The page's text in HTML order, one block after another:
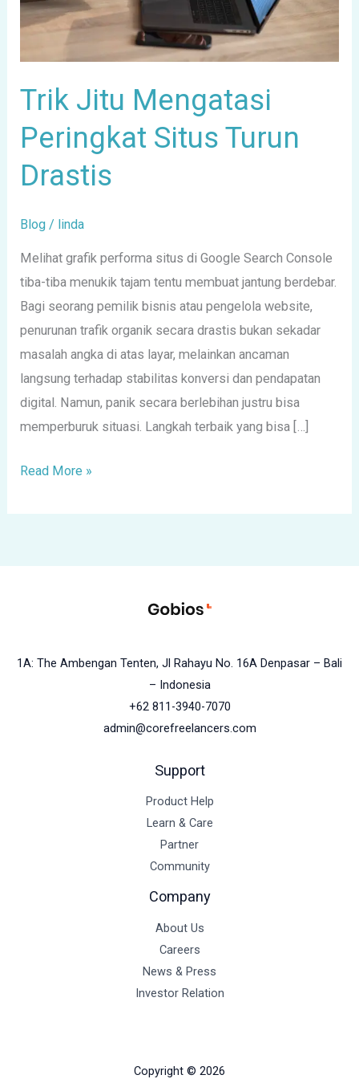
Trik Jitu Mengatasi
Peringkat Situs Turun
Drastis
Blog / linda
Melihat grafik performa situs di Google Search Console
tiba-tiba menukik tajam tentu membuat jantung berdebar.
Bagi seorang pemilik bisnis atau pengelola website,
penurunan trafik organik secara drastis bukan sekadar
masalah angka di atas layar, melainkan ancaman
langsung terhadap stabilitas konversi dan pendapatan
digital. Namun, panik secara berlebihan justru bisa
memperburuk situasi. Langkah terbaik yang bisa […]
Drastis
Read More »
1A: The Ambengan Tenten, Jl Rahayu No. 16A Denpasar – Bali
– Indonesia
+62 811-3940-7070
admin@corefreelancers.com
Support
Product Help
Learn & Care
Partner
Community
Company
About Us
Careers
News & Press
Investor Relation
Copyright © 2026